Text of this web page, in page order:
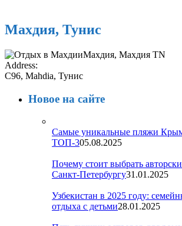
Махдия, Тунис
Махдия, Махдия TN
Address:
C96, Mahdia, Тунис
Новое на сайте
Самые уникальные пляжи
ТОП-305.08.2025
Почему стоит выбрать
Санкт-Петербургу31.01.2025
Узбекистан в 2025 году:
отдыха с детьми28.01.2025